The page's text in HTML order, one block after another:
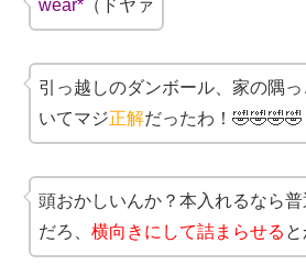
wear* （ドヤァ
引っ越しのダンボール、家の隅っ
いてマジ正解だったわ！🤣🤣🤣🤣
頭おかしいんか？本入れるなら普
だろ、 横向きにして詰まらせる